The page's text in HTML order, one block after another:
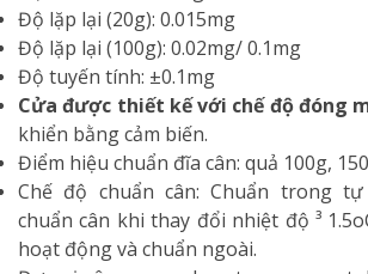
Độ lặp lại (20g): 0.015mg
Độ lặp lại (100g): 0.02mg/ 0.1mg
Độ tuyến tính: ±0.1mg
Cửa được thiết kế với chế độ đóng
khiển bằng cảm biến.
Điểm hiệu chuẩn đĩa cân: quả 100g,
Chế độ chuẩn cân: Chuẩn trong
chuẩn cân khi thay đổi nhiệt độ ³
hoạt động và chuẩn ngoài.